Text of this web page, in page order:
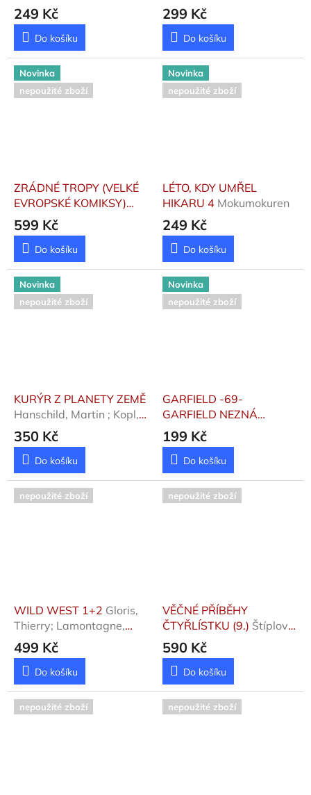
Asagiri, Kafka ;
Harukawa, Sango
249 Kč
Do košíku
SPECIÁLNÍ EDICE
Goscinny René
299 Kč
Do košíku
Novinka
nepoužité zboží
ZRÁDNÉ TROPY (VELKÉ
EVROPSKÉ KOMIKSY)
(ZÁKLADNÍ VERZE)
Ayroles, Alain ; Guarnido,
Juanjo
599 Kč
Do košíku
Novinka
nepoužité zboží
LÉTO, KDY UMŘEL
HIKARU 4 Mokumokuren
249 Kč
Do košíku
Novinka
nepoužité zboží
KURÝR Z PLANETY ZEMĚ
Hanschild, Martin ; Kopl,
Petr; Smolíkov
350 Kč
Do košíku
Novinka
nepoužité zboží
GARFIELD -69-
GARFIELD NEZNÁ
ZBYTKY
199 Kč
Do košíku
nepoužité zboží
WILD WEST 1+2 Gloris,
Thierry; Lamontagne,
Jacques
499 Kč
Do košíku
nepoužité zboží
VĚČNÉ PŘÍBĚHY
ČTYŘLÍSTKU (9.) Štíplová
Ljuba, Koutná Libuše,N
590 Kč
Do košíku
nepoužité zboží nepoužité zboží